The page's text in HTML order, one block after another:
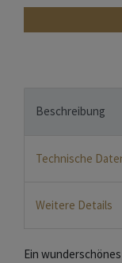
Beschreibung
Technische
Weitere Details
Ein